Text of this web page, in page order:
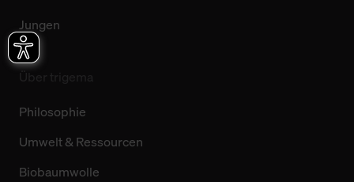
Jungen
Philosophie
Umwelt & Ressourcen
Biobaumwolle